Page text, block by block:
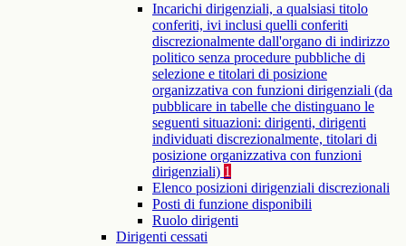
Incarichi dirigenziali, a qualsiasi titolo
conferiti, ivi inclusi quelli conferiti
discrezionalmente dall'organo di indirizzo
politico senza procedure pubbliche di
selezione e titolari di posizione
organizzativa con funzioni dirigenziali (da
pubblicare in tabelle che distinguano le
seguenti situazioni: dirigenti, dirigenti
individuati discrezionalmente, titolari di
posizione organizzativa con funzioni
dirigenziali) 1
Elenco posizioni dirigenziali discrezionali
Posti di funzione disponibili
Ruolo dirigenti
Dirigenti cessati